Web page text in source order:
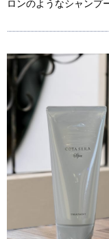
ロンのようなシャンプ